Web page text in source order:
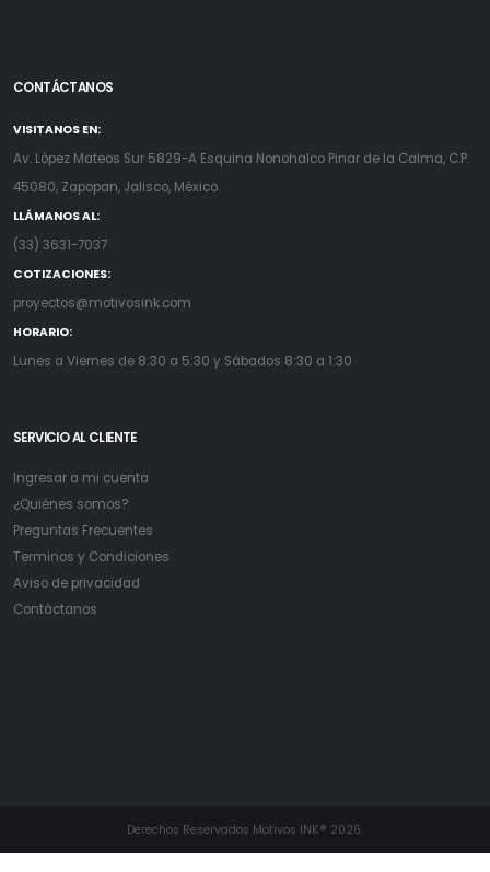
CONTÁCTANOS
VISITANOS EN:
Av. López Mateos Sur 5829-A Esquina Nonohalco Pinar de la Calma, C.P.
45080, Zapopan, Jalisco, México.
LLÁMANOS AL:
(33) 3631-7037
COTIZACIONES:
proyectos@motivosink.com
HORARIO:
Lunes a Viernes de 8:30 a 5:30 y Sábados 8:30 a 1:30
SERVICIO AL CLIENTE
Ingresar a mi cuenta
¿Quiénes somos?
Preguntas Frecuentes
Terminos y Condiciones
Aviso de privacidad
Contáctanos
Derechos Reservados Motivos INK® 2026.